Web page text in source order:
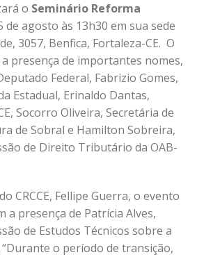
o Seminário Reforma
de agosto às 13h30 em sua sede
3057, Benfica, Fortaleza-CE. O
presença de importantes nomes,
Federal, Fabrizio Gomes,
Estadual, Erinaldo Dantas,
Socorro Oliveira, Secretária de
de Sobral e Hamilton Sobreira,
de Direito Tributário da OAB-
CRCCE, Fellipe Guerra, o evento
a presença de Patrícia Alves,
de Estudos Técnicos sobre a
o período de transição,